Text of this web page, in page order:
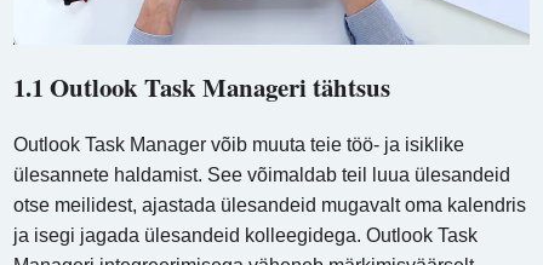
1.1 Outlook Task Manageri tähtsus
Outlook Task Manager võib muuta teie töö- ja isiklike
ülesannete haldamist. See võimaldab teil luua ülesandeid
otse meilidest, ajastada ülesandeid mugavalt oma kalendris
ja isegi jagada ülesandeid kolleegidega. Outlook Task